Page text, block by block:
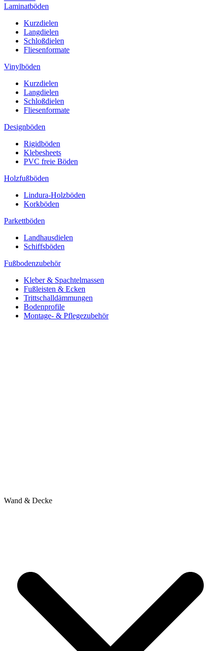
Laminatböden
Kurzdielen
Langdielen
Schloßdielen
Fliesenformate
Vinylböden
Kurzdielen
Langdielen
Schloßdielen
Fliesenformate
Designböden
Rigidböden
Klebesheets
PVC freie Böden
Holzfußböden
Lindura-Holzböden
Korkböden
Parkettböden
Landhausdielen
Schiffsböden
Fußbodenzubehör
Kleber & Spachtelmassen
Fußleisten & Ecken
Trittschalldämmungen
Bodenprofile
Montage- & Pflegezubehör
Wand & Decke